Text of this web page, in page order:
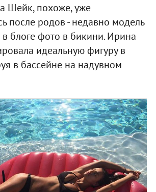
Шейк, похоже, уже
после родов - недавно модель
блоге фото в бикини. Ирина
идеальную фигуру в
в бассейне на надувном